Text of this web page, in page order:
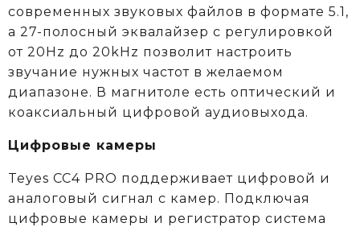
современных звуковых файлов в формате 5.1,
а 27-полосный эквалайзер с регулировкой
от 20Hz до 20kHz позволит настроить
звучание нужных частот в желаемом
диапазоне. В магнитоле есть оптический и
коаксиальный цифровой аудиовыхода.
Цифровые камеры
Teyes CC4 PRO поддерживает цифровой и
аналоговый сигнал с камер. Подключая
цифровые камеры и регистратор система